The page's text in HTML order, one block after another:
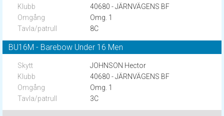
40680 - JÄRNVÄGENS BF
Omg. 1
8C
BU16M - Barebow Under 16 Men
JOHNSON Hector
40680 - JÄRNVÄGENS BF
Omg. 1
3C